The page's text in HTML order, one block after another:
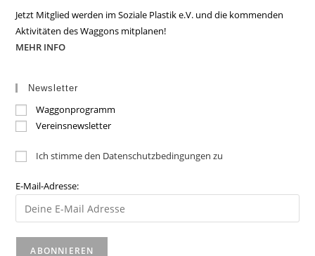
Jetzt Mitglied werden im Soziale Plastik e.V. und die kommenden
Aktivitäten des Waggons mitplanen!
MEHR INFO
Newsletter
Waggonprogramm
Vereinsnewsletter
Ich stimme den Datenschutzbedingungen zu
E-Mail-Adresse: